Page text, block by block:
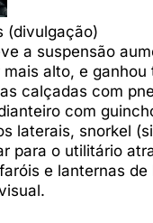
(divulgação)
a suspensão
alto, e ganhou
calçadas com
com
laterais, snorkel
para o utilitário
e lanternas de